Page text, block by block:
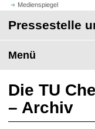
m
H
s
i
e
a
u
f
r
u
Medienspiegel
Pressestelle
Menü
Die TU
– Archiv